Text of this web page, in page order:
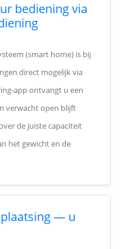
bediening via
(smart home) is bij
direct mogelijk via
app ontvangt u een
verwacht open blijft
de juiste capaciteit
het gewicht en de
— u